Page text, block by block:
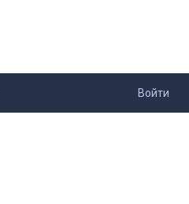
Войти